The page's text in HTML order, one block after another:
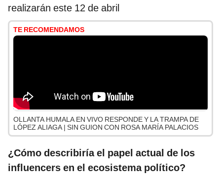
realizarán este 12 de abril
TE RECOMENDAMOS
OLLANTA HUMALA EN VIVO RESPONDE Y LA TRAMPA DE
LÓPEZ ALIAGA | SIN GUION CON ROSA MARÍA PALACIOS
¿Cómo describiría el papel actual de los
influencers en el ecosistema político?